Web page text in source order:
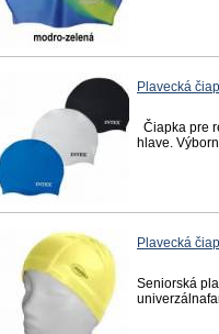
Plavecká
Čiapka pre
hlave.
Plavecká
Seniorská